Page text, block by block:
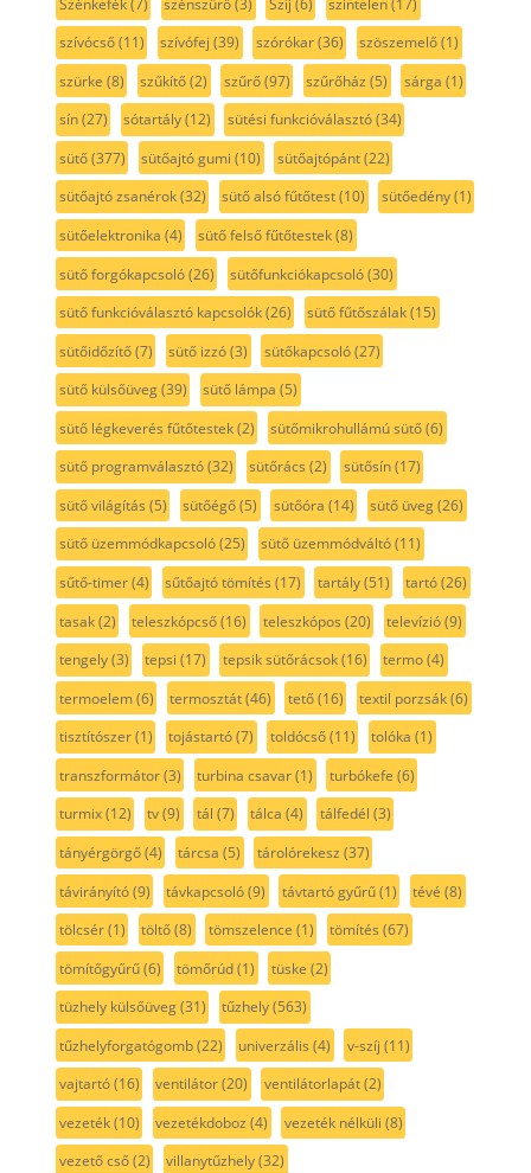
szívócső(11) szívófej (39) szórókar(36) szöszemelő(1)
szürke (8) szűkítő(2) szűrő(97) szűrőház (5) sárga (1)
sín(27) sótartály(12) sütési funkcióválasztó(34)
sütő(377) sütőajtó gumi (10) sütőajtópánt(22)
sütőajtó zsanérok(32) sütő alsó fűtőtest(10) sütőedény(1)
sütőelektronika (4) sütő felső fűtőtestek(8)
sütő forgókapcsoló(26) sütőfunkciókapcsoló(30)
sütő funkcióválasztó kapcsolók(26) sütő fűtőszálak(15)
sütőidőzítő(7) sütő izzó(3) sütőkapcsoló(27)
sütő külsőüveg(39) sütő lámpa (5)
sütő légkeverés fűtőtestek(2) sütőmikrohullámú sütő(6)
sütő programválasztó(32) sütőrács (2) sütősín(17)
sütő világítás (5) sütőégő(5) sütőóra (14) sütő üveg(26)
sütő üzemmódkapcsoló(25) sütő üzemmódváltó(11)
sűtő-timer(4) sűtőajtó tömítés (17) tartály(51) tartó(26)
tasak(2) teleszkópcső(16) teleszkópos (20) televízió(9)
tengely(3) tepsi (17) tepsik sütőrácsok(16) termo(4)
termoelem(6) termosztát(46) tető(16) textil porzsák(6)
tisztítószer(1) tojástartó(7) toldócső(11) tolóka (1)
transzformátor(3) turbina csavar(1) turbókefe (6)
turmix(12) tv(9) tál (7) tálca (4) tálfedél (3)
tányérgörgő(4) tárcsa (5) tárolórekesz (37)
távirányító(9) távkapcsoló(9) távtartó gyűrű(1) tévé (8)
tölcsér(1) töltő(8) tömszelence (1) tömítés (67)
tömítőgyűrű(6) tömőrúd(1) tüske (2)
tüzhely külsőüveg(31) tűzhely(563)
tűzhelyforgatógomb(22) univerzális (4) v-szíj (11)
vajtartó(16) ventilátor(20) ventilátorlapát(2)
vezeték(10) vezetékdoboz (4) vezeték nélküli (8)
vezető cső(2) villanytűzhely(32)